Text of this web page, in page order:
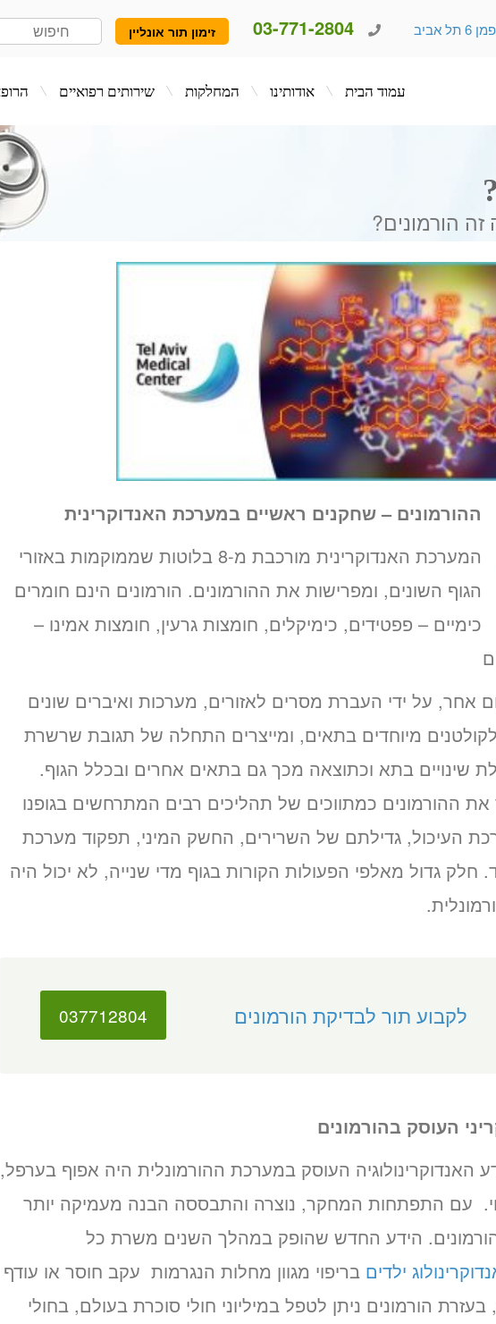
03-771-2804 זימון תור אונליין
הורמונים?
ההורמונים – שחקנים ראשיים במערכת האנדוקרינית
המערכת האנדוקרינית מורכבת מ-8 בלוטות שממוקמות באזורי
הגוף השונים, ומפרישות את ההורמונים. הורמונים הינם חומרים
כימיים – פפטידים, כימיקלים, חומצות גרעין, חומצות אמינו –
אחר, על ידי העברת מסרים לאזורים, מערכות ואיברים שונים
מיוחדים בתאים, ומייצרים התחלה של תגובת שרשרת
שינויים בתא וכתוצאה מכך גם בתאים אחרים ובכלל הגוף.
ההורמונים כמתווכים של תהליכים רבים המתרחשים בגופנו
העיכול, גדילתם של השרירים, החשק המיני, תפקוד מערכת
חלק גדול מאלפי הפעולות הקורות בגוף מדי שנייה, לא יכול היה
לקבוע תור לבדיקת הורמונים 037712804
העוסק בהורמונים
האנדוקרינולוגיה העוסק במערכת ההורמונלית היה אפוף בערפל,
עם התפתחות המחקר, נוצרה והתבססה הבנה מעמיקה יותר
הידע החדש שהופק במהלך השנים משרת כל
ילדים בריפוי מגוון מחלות הנגרמות עקב חוסר או עודף
הורמונים ניתן לטפל במיליוני חולי סוכרת בעולם, בחולי